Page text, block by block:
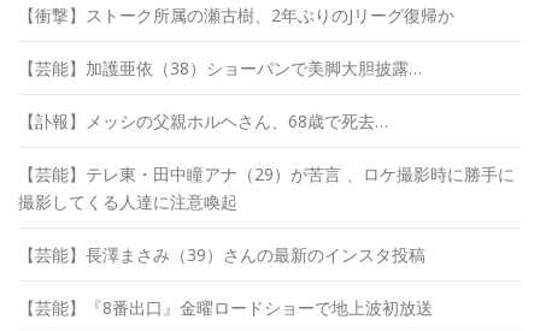
【衝撃】ストーク所属の瀬古樹、2年ぶりのJリーグ復帰か
【芸能】加護亜依（38）ショーパンで美脚大胆披露…
【訃報】メッシの父親ホルヘさん、68歳で死去…
【芸能】テレ東・田中瞳アナ（29）が苦言 、ロケ撮影時に勝手に
撮影してくる人達に注意喚起
【芸能】長澤まさみ（39）さんの最新のインスタ投稿
【芸能】『8番出口』金曜ロードショーで地上波初放送